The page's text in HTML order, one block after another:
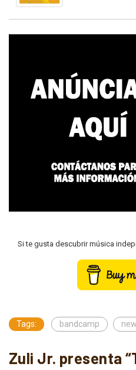
Si te gusta descubrir música
Tags: bandcamp
Zuli Jr. presenta